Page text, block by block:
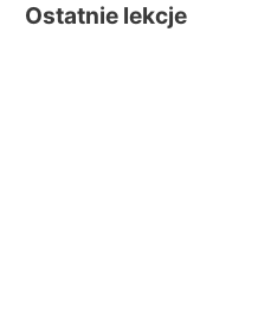
Ostatnie lekcje